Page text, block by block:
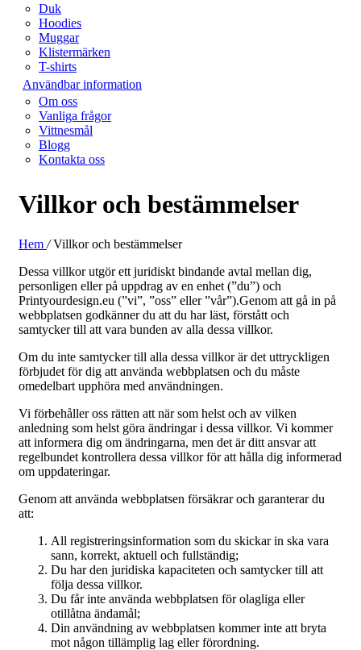
Duk
Hoodies
Muggar
Klistermärken
T-shirts
Användbar information
Om oss
Vanliga frågor
Vittnesmål
Blogg
Kontakta oss
Villkor och bestämmelser
Hem /Villkor och bestämmelser
Dessa villkor utgör ett juridiskt bindande avtal mellan dig,
personligen eller på uppdrag av en enhet (”du”) och
Printyourdesign.eu (”vi”, ”oss” eller ”vår”).Genom att gå in på
webbplatsen godkänner du att du har läst, förstått och
samtycker till att vara bunden av alla dessa villkor.
Om du inte samtycker till alla dessa villkor är det uttryckligen
förbjudet för dig att använda webbplatsen och du måste
omedelbart upphöra med användningen.
Vi förbehåller oss rätten att när som helst och av vilken
anledning som helst göra ändringar i dessa villkor. Vi kommer
att informera dig om ändringarna, men det är ditt ansvar att
regelbundet kontrollera dessa villkor för att hålla dig informerad
om uppdateringar.
Genom att använda webbplatsen försäkrar och garanterar du
att:
All registreringsinformation som du skickar in ska vara
sann, korrekt, aktuell och fullständig;
Du har den juridiska kapaciteten och samtycker till att
följa dessa villkor.
Du får inte använda webbplatsen för olagliga eller
otillåtna ändamål;
Din användning av webbplatsen kommer inte att bryta
mot någon tillämplig lag eller förordning.